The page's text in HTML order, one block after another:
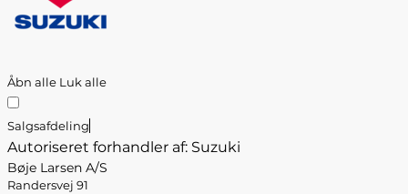
Åbn alle Luk alle
Salgsafdeling
Autoriseret forhandler af: Suzuki
Bøje Larsen A/S
Randersvej 91